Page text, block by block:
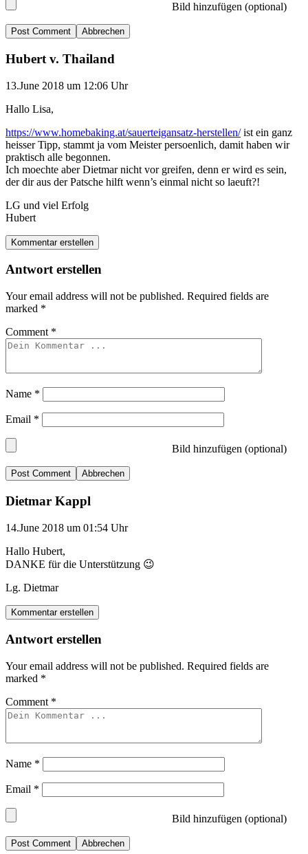
Bild hinzufügen (optional)
Abbrechen
Hubert v. Thailand
13.June 2018 um 12:06 Uhr
Hallo Lisa,
https://www.homebaking.at/sauerteigansatz-herstellen/ist ein ganz
heisser Tipp, stammt ja vom Meister persoenlich, damit haben wir
praktisch alle begonnen.
Ich moechte aber Dietmar nicht vor greifen, denn er wird es sein,
der dir aus der Patsche hilft wenn’s einmal nicht so laeuft?!
LG und viel Erfolg
Hubert
Kommentar erstellen
Antwort erstellen
Your email address will not be published. Required fields are
marked *
Comment *
Name *
Email *
Bild hinzufügen (optional)
Abbrechen
Dietmar Kappl
14.June 2018 um 01:54 Uhr
Hallo Hubert,
DANKE für die Unterstützung 😉
Lg. Dietmar
Kommentar erstellen
Antwort erstellen
Your email address will not be published. Required fields are
marked *
Comment *
Name *
Email *
Bild hinzufügen (optional)
Abbrechen